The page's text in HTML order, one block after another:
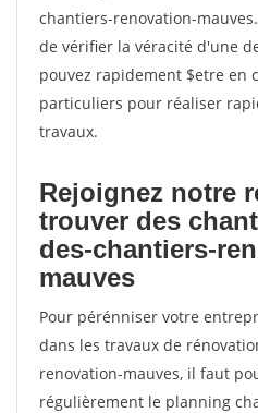
chantiers-renovation-
de vérifier la véracité d'une
pouvez rapidement $etre en
particuliers pour réaliser
travaux.
Rejoignez notre
trouver des
des-chantiers-
mauves
Pour pérénniser votre
dans les travaux de
renovation-mauves, il faut
régulièrement le planning